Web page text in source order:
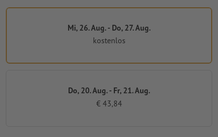
Mi, 26. Aug. - Do, 27. Aug.
kostenlos
Do, 20. Aug. - Fr, 21. Aug.
€ 43,84